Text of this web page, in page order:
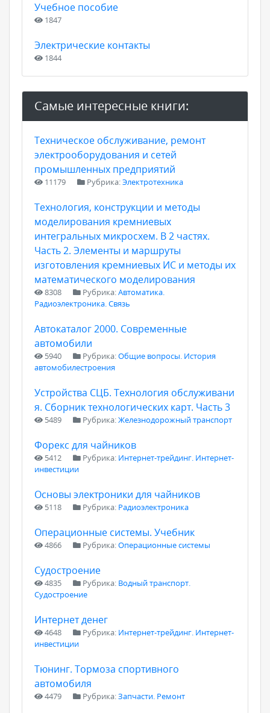
Учебное пособие
1847
Электрические контакты
1844
Самые интересные книги:
Техническое обслуживание, ремонт
электрооборудования и сетей
промышленных предприятий
11179 Рубрика:Электротехника
Технология, конструкции и методы
моделирования кремниевых
интегральных микросхем. В 2 частях.
Часть 2. Элементы и маршруты
изготовления кремниевых ИС и методы их
математического моделирования
8308 Рубрика:Автоматика.
Радиоэлектроника. Связь
Автокаталог 2000. Современные
автомобили
5940 Рубрика:Общие вопросы. История
автомобилестроения
Устройства СЦБ. Технология обслуживани
я. Сборник технологических карт. Часть 3
5489 Рубрика:Железнодорожный транспорт
Форекс для чайников
5412 Рубрика: Интернет-трейдинг. Интернет-
инвестиции
Основы электроники для чайников
5118 Рубрика: Радиоэлектроника
Операционные системы. Учебник
4866 Рубрика:Операционные системы
Судостроение
4835 Рубрика: Водный транспорт.
Судостроение
Интернет денег
4648 Рубрика: Интернет-трейдинг. Интернет-
инвестиции
Тюнинг. Тормоза спортивного
автомобиля
4479 Рубрика:Запчасти. Ремонт